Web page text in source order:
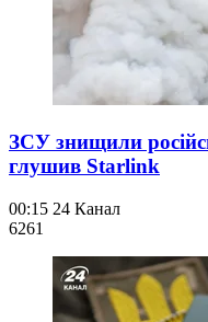
ЗСУ знищили
глушив Starlink
00:15 24 Канал
6261